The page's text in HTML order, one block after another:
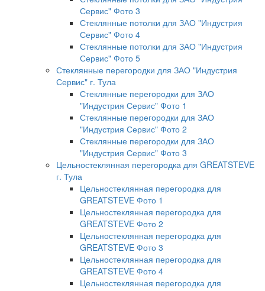
Сервис" Фото 3
Стеклянные потолки для ЗАО "Индустрия
Сервис" Фото 4
Стеклянные потолки для ЗАО "Индустрия
Сервис" Фото 5
Стеклянные перегородки для ЗАО "Индустрия
Сервис" г. Тула
Стеклянные перегородки для ЗАО
"Индустрия Сервис" Фото 1
Стеклянные перегородки для ЗАО
"Индустрия Сервис" Фото 2
Стеклянные перегородки для ЗАО
"Индустрия Сервис" Фото 3
Цельностеклянная перегородка для GREATSTEVE
г. Тула
Цельностеклянная перегородка для
GREATSTEVE Фото 1
Цельностеклянная перегородка для
GREATSTEVE Фото 2
Цельностеклянная перегородка для
GREATSTEVE Фото 3
Цельностеклянная перегородка для
GREATSTEVE Фото 4
Цельностеклянная перегородка для